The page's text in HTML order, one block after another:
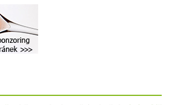
slavnosti 2009
opus, víkend…
zas…
z webu“
Zlomek & Vávra
mé nejmilejší